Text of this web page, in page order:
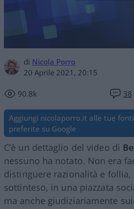
di Nicola Porro
20 Aprile 2021, 20:15
90.8k 38
Aggiungi nicolaporro.it alle tue fonti
preferite su Google
C’è un dettaglio del video di
nessuno ha notato. Non era
distinguere razionalità e follia,
sottinteso, in una piazzata
ma anche giudiziariamente